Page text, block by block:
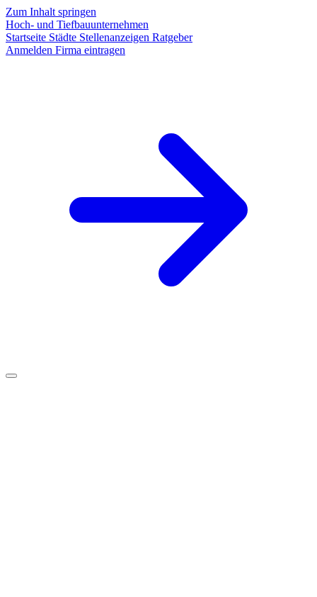
Zum Inhalt springen
Hoch- und Tiefbauunternehmen
Startseite Städte Stellenanzeigen Ratgeber
Anmelden Firma eintragen